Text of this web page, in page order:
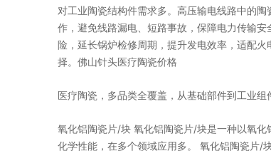
对工业陶瓷结构件需求多。高压输电线路中的
作，避免线路漏电、短路事故，保障电力传输
险，延长锅炉检修周期，提升发电效率，适配
择。佛山针头医疗陶瓷价格
医疗陶瓷，多品类全覆盖，从基础部件到工业
氧化铝陶瓷片/块 氧化铝陶瓷片/块是一种以氧
化学性能，在多个领域应用多。 氧化铝陶瓷片/